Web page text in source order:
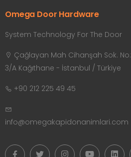
Omega Door Hardware
System Technology For The Door
Çağlayan Mah Cihanşah Sok. No:
3/A Kağıthane - İstanbul / Türkiye
+90 212 225 49 45
info@omegakapidonanimlari.com